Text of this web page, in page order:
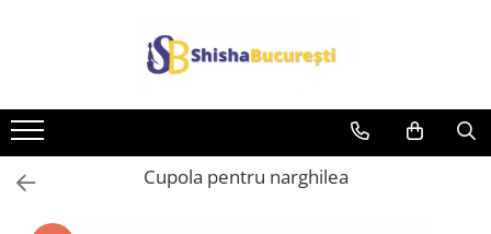
Cupola pentru narghilea